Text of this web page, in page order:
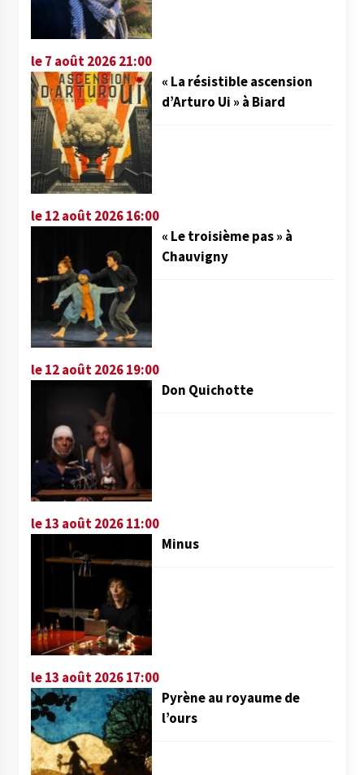
le 7 août 2026 21:00
« La résistible ascension
d’Arturo Ui » à Biard
le 12 août 2026 16:00
« Le troisième pas » à
Chauvigny
le 12 août 2026 19:00
Don Quichotte
le 13 août 2026 11:00
Minus
le 13 août 2026 17:00
Pyrène au royaume de
l’ours